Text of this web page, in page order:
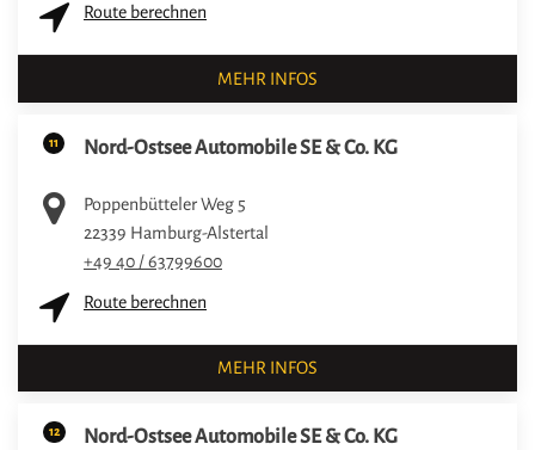
Route berechnen
MEHR INFOS
11 Nord-Ostsee Automobile SE & Co. KG
Poppenbütteler Weg 5
22339 Hamburg-Alstertal
+49 40 / 63799600
Route berechnen
MEHR INFOS
12 Nord-Ostsee Automobile SE & Co. KG